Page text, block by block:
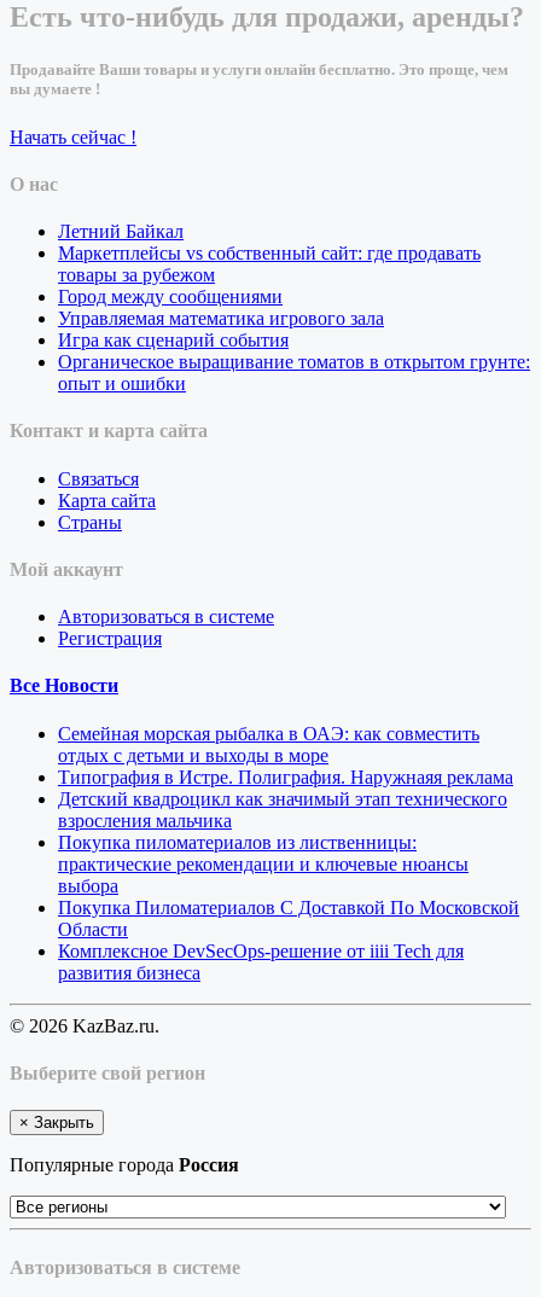
Есть что-нибудь для продажи, аренды?
Продавайте Ваши товары и услуги онлайн бесплатно. Это проще, чем
вы думаете !
Начать сейчас !
О нас
Летний Байкал
Маркетплейсы vs собственный сайт: где продавать
товары за рубежом
Город между сообщениями
Управляемая математика игрового зала
Игра как сценарий события
Органическое выращивание томатов в открытом грунте:
опыт и ошибки
Контакт и карта сайта
Связаться
Карта сайта
Страны
Мой аккаунт
Авторизоваться в системе
Регистрация
Все Новости
Семейная морская рыбалка в ОАЭ: как совместить
отдых с детьми и выходы в море
Типография в Истре. Полиграфия. Наружнаяя реклама
Детский квадроцикл как значимый этап технического
взросления мальчика
Покупка пиломатериалов из лиственницы:
практические рекомендации и ключевые нюансы
выбора
Покупка Пиломатериалов С Доставкой По Московской
Области
Комплексное DevSecOps-решение от iiii Tech для
развития бизнеса
© 2026 KazBaz.ru.
Выберите свой регион
× Закрыть
Популярные города Россия
Авторизоваться в системе